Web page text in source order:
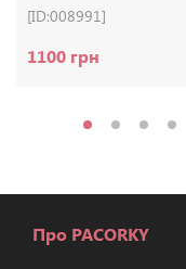
[ID:008991]
1100 грн
Про PACORKY